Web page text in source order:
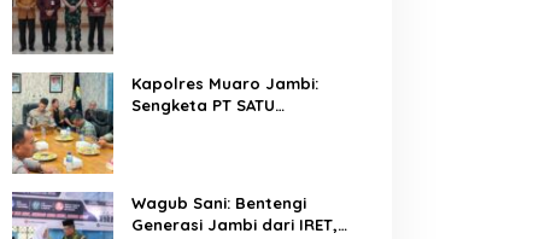
Kapolres Muaro Jambi:
Sengketa PT SATU
Wagub Sani: Bentengi
Generasi Jambi dari IRET,